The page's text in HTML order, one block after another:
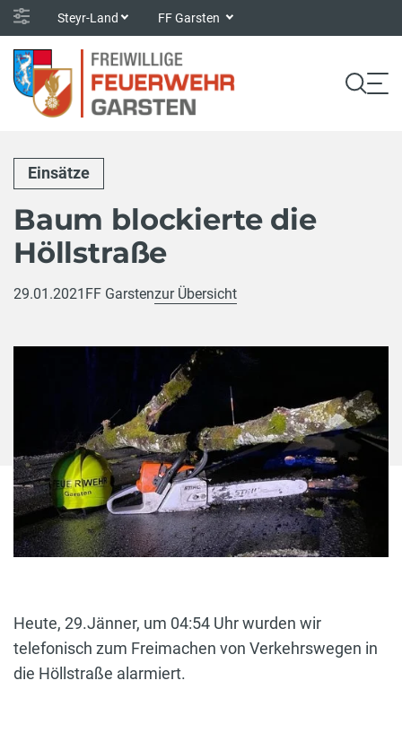
Steyr-Land FF Garsten
Einsätze
Baum blockierte die
Höllstraße
29.01.2021 FF Garstenzur Übersicht
Heute, 29.Jänner, um 04:54 Uhr wurden wir
telefonisch zum Freimachen von Verkehrswegen in
die Höllstraße alarmiert.